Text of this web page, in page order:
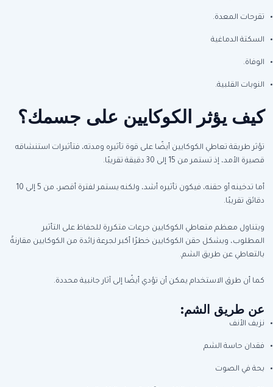
تقرحات المعدة.
السكتة الدماغية
الوفاة.
النوبات القلبية.
كيف يؤثر الكوكايين على جسمك؟
تؤثر طريقة تعاطي الكوكايين أيضًا على قوة تأثيره ومدته، فتأثيرات استنشاقه
قصيرة الأمد، إذ تستمر من 15 إلى 30 دقيقة تقريبًا.
أما تدخينه أو حقنه، فيكون تأثيره أشد، ولكنه يستمر لفترة أقصر، من 5 إلى 10
دقائق تقريبًا.
ويتناول معظم متعاطي الكوكايين جرعات متكررة للحفاظ على التأثير
المطلوب، ويشكل حقن الكوكايين خطرًا أكبر لجرعة زائدة من الكوكايين مقارنةً
بالتعاطي عن طريق الشم.
كما أن طرق الاستخدام يمكن أن تؤدي أيضًا إلى آثار جانبية محددة.
عن طريق الشم:
نزيف الأنف
فقدان حاسة الشم
بحة في الصوت